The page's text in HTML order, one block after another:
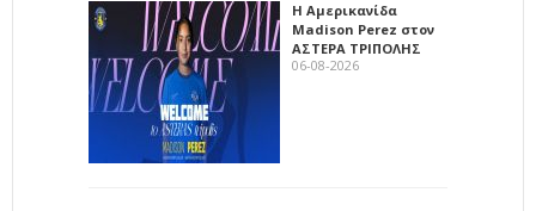
Η Αμερικανίδα
Madison Perez στον
ΑΣΤΕΡΑ ΤΡΙΠΟΛΗΣ
06-08-2026